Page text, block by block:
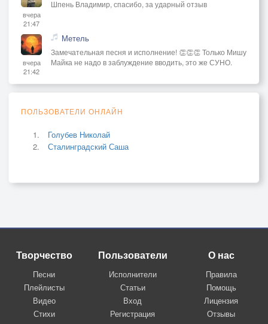
вчера
21:47
Шпень Владимир, спасибо, за ударный отзыв
вчера
21:42
Метель
Замечательная песня и исполнение! 👏👏👏 Только Мишу
Майка не надо в заблуждение вводить, это же СУНО.
ПОЛЬЗОВАТЕЛИ ОНЛАЙН
Голубев Николай
Сталинградский Саша
Творчество
Песни
Плейлисты
Видео
Стихи
Пользователи
Исполнители
Статьи
Вход
Регистрация
О нас
Правила
Помощь
Лицензия
Отзывы